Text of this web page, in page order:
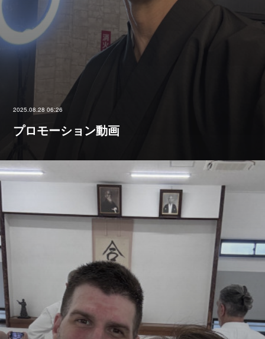
2025.08.28 06:26
プロモーション動画